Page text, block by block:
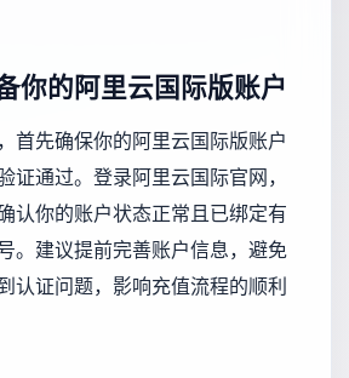
你的阿里云国际版账户
首先确保你的阿里云国际版账户
证通过。登录阿里云国际官网，
认你的账户状态正常且已绑定有
。建议提前完善账户信息，避免
认证问题，影响充值流程的顺利